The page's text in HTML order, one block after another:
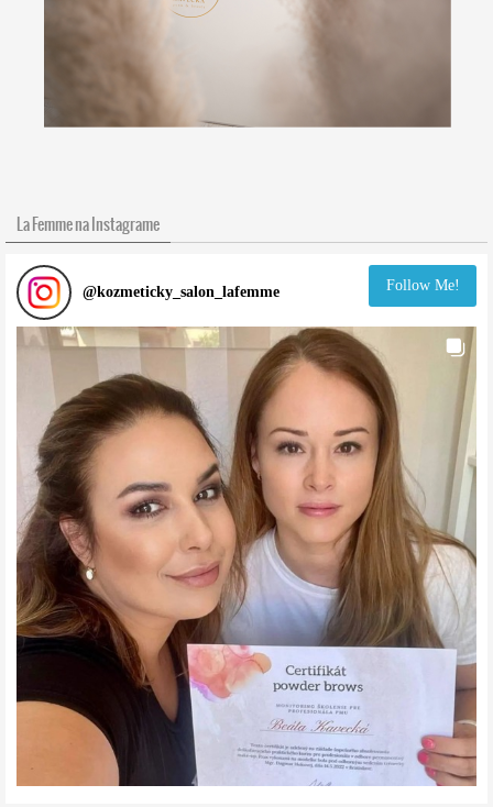
La Femme na Instagrame
@kozmeticky_salon_lafemme Follow Me!